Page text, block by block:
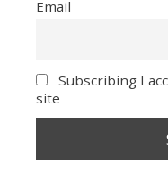
Email
Subscribing I
site